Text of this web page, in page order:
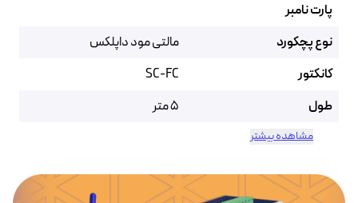
پارت نامبر
نوع پچکورد
مالتی مود داپلکس
کانکتور
SC-FC
طول
5 متر
مشاهده بیشتر